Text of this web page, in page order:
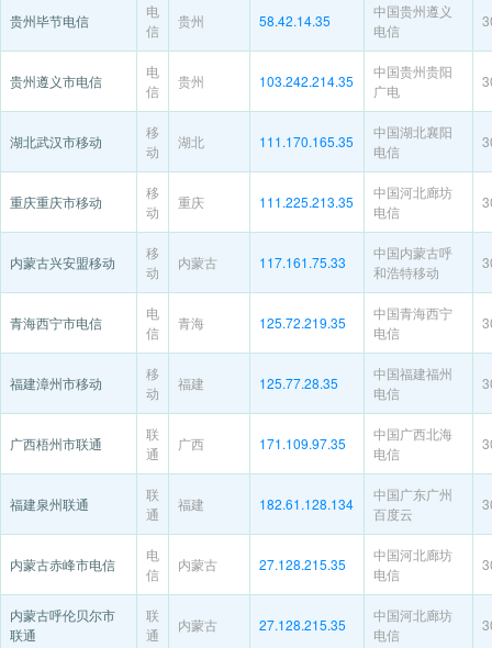
贵州毕节电信
电
信
贵州 58.42.14.35
中国贵州遵义
电信
贵州遵义市电信
电
信
贵州 103.242.214.35
中国贵州贵阳
广电
湖北武汉市移动
移
动
湖北 111.170.165.35
中国湖北襄阳
电信
重庆重庆市移动
移
动
重庆 111.225.213.35
中国河北廊坊
电信
内蒙古兴安盟移动
移
动
内蒙古 117.161.75.33
中国内蒙古呼
和浩特移动
青海西宁市电信
电
信
青海 125.72.219.35
中国青海西宁
电信
福建漳州市移动
移
动
福建 125.77.28.35
中国福建福州
电信
广西梧州市联通
联
通
广西 171.109.97.35
中国广西北海
电信
福建泉州联通
联
通
福建 182.61.128.134
中国广东广州
百度云
内蒙古赤峰市电信
电
信
内蒙古 27.128.215.35
中国河北廊坊
电信
内蒙古呼伦贝尔市
联通
联
通
内蒙古 27.128.215.35
中国河北廊坊
电信